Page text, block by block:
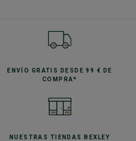
ENVÍO GRATIS
DESDE 99 € DE
COMPRA*
NUESTRAS TIENDAS BEXLEY